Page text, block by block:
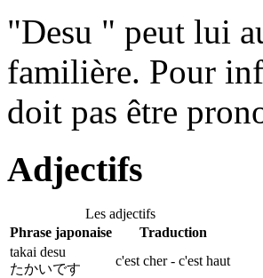
"Desu " peut lui
familière. Pour
doit pas être
Adjectifs
Les adjectifs
Phrase japonaise
Traduction
takai desu
たかいです
c'est cher - c'est haut